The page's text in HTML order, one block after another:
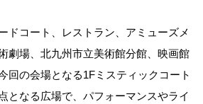
ドコート、レストラン、アミューズメ
劇場、北九州市立美術館分館、映画館
回の会場となる1Fミスティックコート
となる広場で、パフォーマンスやライ